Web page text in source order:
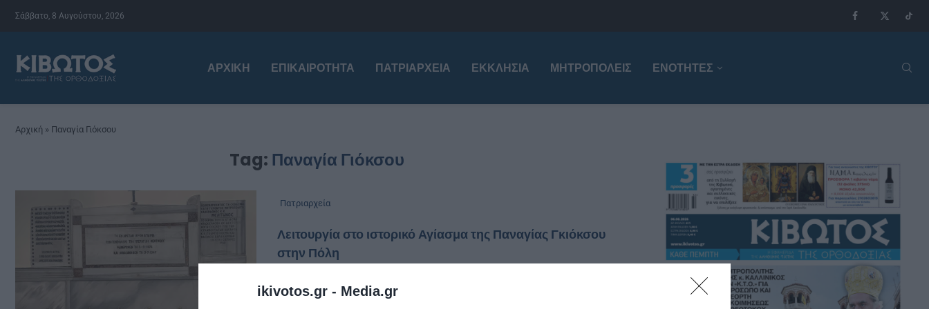
ikivotos.gr - Media.gr
Σάββατο, 8 Αυγούστου, 2026
ΑΡΧΙΚΉ ΕΠΙΚΑΙΡΌΤΗΤΑ ΠΑΤΡΙΑΡΧΕΊΑ ΕΚΚΛΗΣΊΑ ΜΗΤΡΟΠΌΛΕΙΣ ΕΝΟΤΗΤΕΣ
Αρχική » Παναγία Γιόκσου
Tag: Παναγία Γιόκσου
Πατριαρχεία
Λειτουργία στο ιστορικό Αγίασμα της Παναγίας Γκιόκσου
στην Πόλη